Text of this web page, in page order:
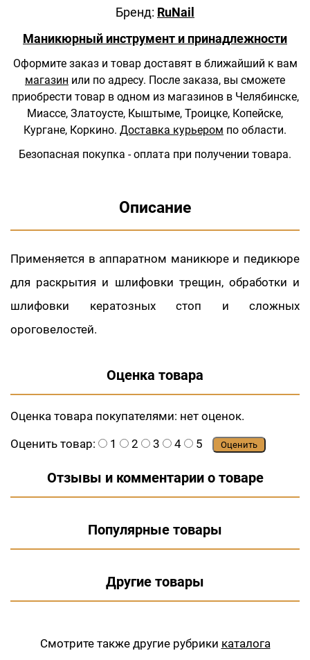
Бренд: RuNail
Маникюрный инструмент и принадлежности
Оформите заказ и товар доставят в ближайший к вам
магазин или по адресу. После заказа, вы сможете
приобрести товар в одном из магазинов в Челябинске,
Миассе, Златоусте, Кыштыме, Троицке, Копейске,
Кургане, Коркино. Доставка курьером по области.
Безопасная покупка - оплата при получении товара.
Описание
Применяется в аппаратном маникюре и педикюре
для раскрытия и шлифовки трещин, обработки и
шлифовки кератозных стоп и сложных
ороговелостей.
Оценка товара
Оценка товара покупателями: нет оценок.
Оценить товар:
1 2 3 4 5 Оценить
Отзывы и комментарии о товаре
Популярные товары
Другие товары
Смотрите также другие рубрики каталога